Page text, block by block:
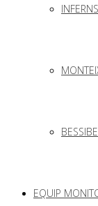
INFERNS
EQUIP